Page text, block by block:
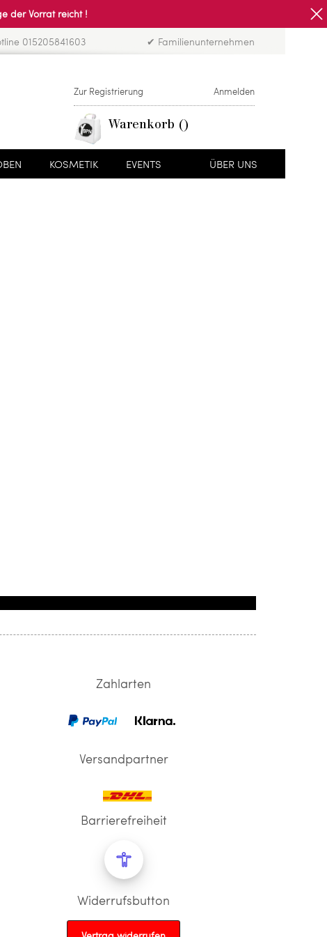
der Vorrat reicht !
015205841603 ✔ Familienunternehmen
Zur Registrierung Anmelden
Warenkorb
KOSMETIK EVENTS ÜBER UNS
Zahlarten
Versandpartner
Barrierefreiheit
Widerrufsbutton